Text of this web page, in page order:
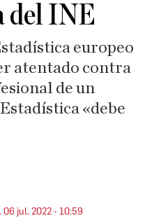
del INE
europeo
atentado contra
de un
«debe
06 jul. 2022 - 10:59